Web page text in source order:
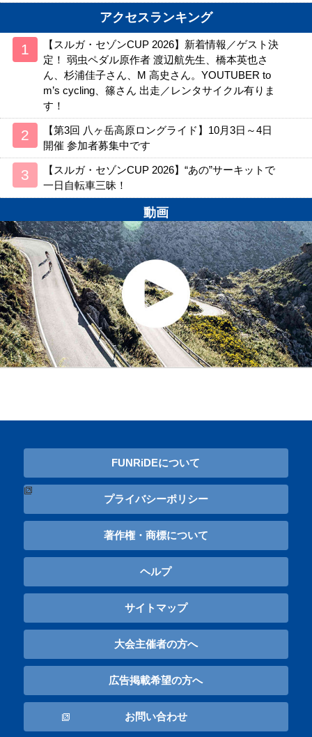
アクセスランキング
【スルガ・セゾンCUP 2026】新着情報／ゲスト決
定！ 弱虫ペダル原作者 渡辺航先生、橋本英也さ
ん、杉浦佳子さん、M 高史さん。YOUTUBER to
m’s cycling、篠さん 出走／レンタサイクル有りま
す！
【第3回 八ヶ岳高原ロングライド】10月3日～4日
開催 参加者募集中です
【スルガ・セゾンCUP 2026】“あの”サーキットで
一日自転車三昧！
動画
FUNRiDEについて
プライバシーポリシー
著作権・商標について
ヘルプ
サイトマップ
大会主催者の方へ
広告掲載希望の方へ
お問い合わせ